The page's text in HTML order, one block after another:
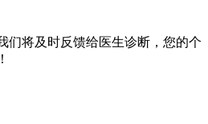
们将及时反馈给医生诊断，您的个